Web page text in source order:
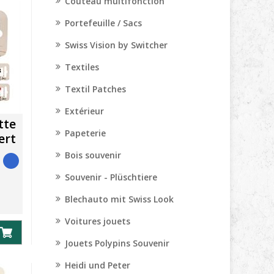
Portefeuille / Sacs
Swiss Vision by Switcher
Textiles
Textil Patches
Extérieur
Papeterie
Bois souvenir
Souvenir - Plüschtiere
Blechauto mit Swiss Look
Voitures jouets
Jouets Polypins Souvenir
Heidi und Peter